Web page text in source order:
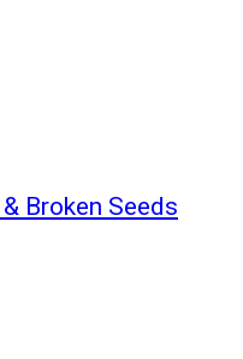
Broken Seeds